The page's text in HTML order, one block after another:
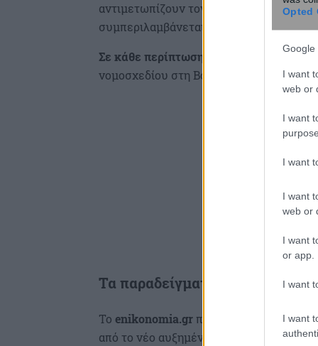
Opted
Google
I want
web or
I want
I want
I want
web or
I want
or app.
I want
I want
αντιμετωπίζουν τον κίνδυνο των
συμπεριλαμβάνεται και η κατάσχεση
Σε κάθε περίπτωση θα πρέπει να
νομοσχεδίου στη Βουλή.
Τα παραδείγματα
Το enikonomia.gr παραθέτει παρακάτω
από το νέο αυξημένο όριο στον